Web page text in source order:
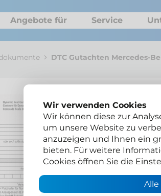
Angebote für Service
DTC Gutachten Mercedes-
Wir verwenden Cookies
Wir können diese zur
um unsere Website zu
anzuzeigen und Ihnen ein
bieten. Für weitere
Cookies öffnen Sie die